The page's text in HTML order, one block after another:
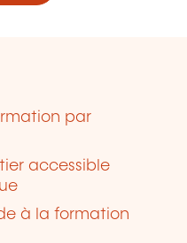
par
accessible
à la formation